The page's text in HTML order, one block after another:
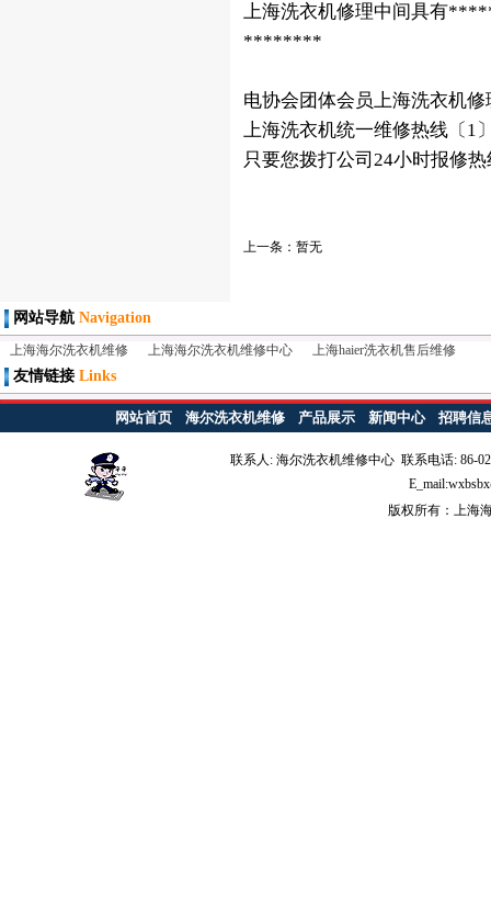
上海洗衣机修理中间具有
********
电协会团体会员上海洗衣机修
上海洗衣机统一维修热线〔1
只要您拨打公司24小时报修
上一条：暂无
网站导航 Navigation
上海海尔洗衣机维修 上海海尔洗衣机维修中心 上海haier洗衣机售后维修
友情链接 Links
网站首页 海尔洗衣机维修 产品展示 新闻中心 招聘信
联系人: 海尔洗衣机维修中心 联系电话: 86-
版权所有：上海